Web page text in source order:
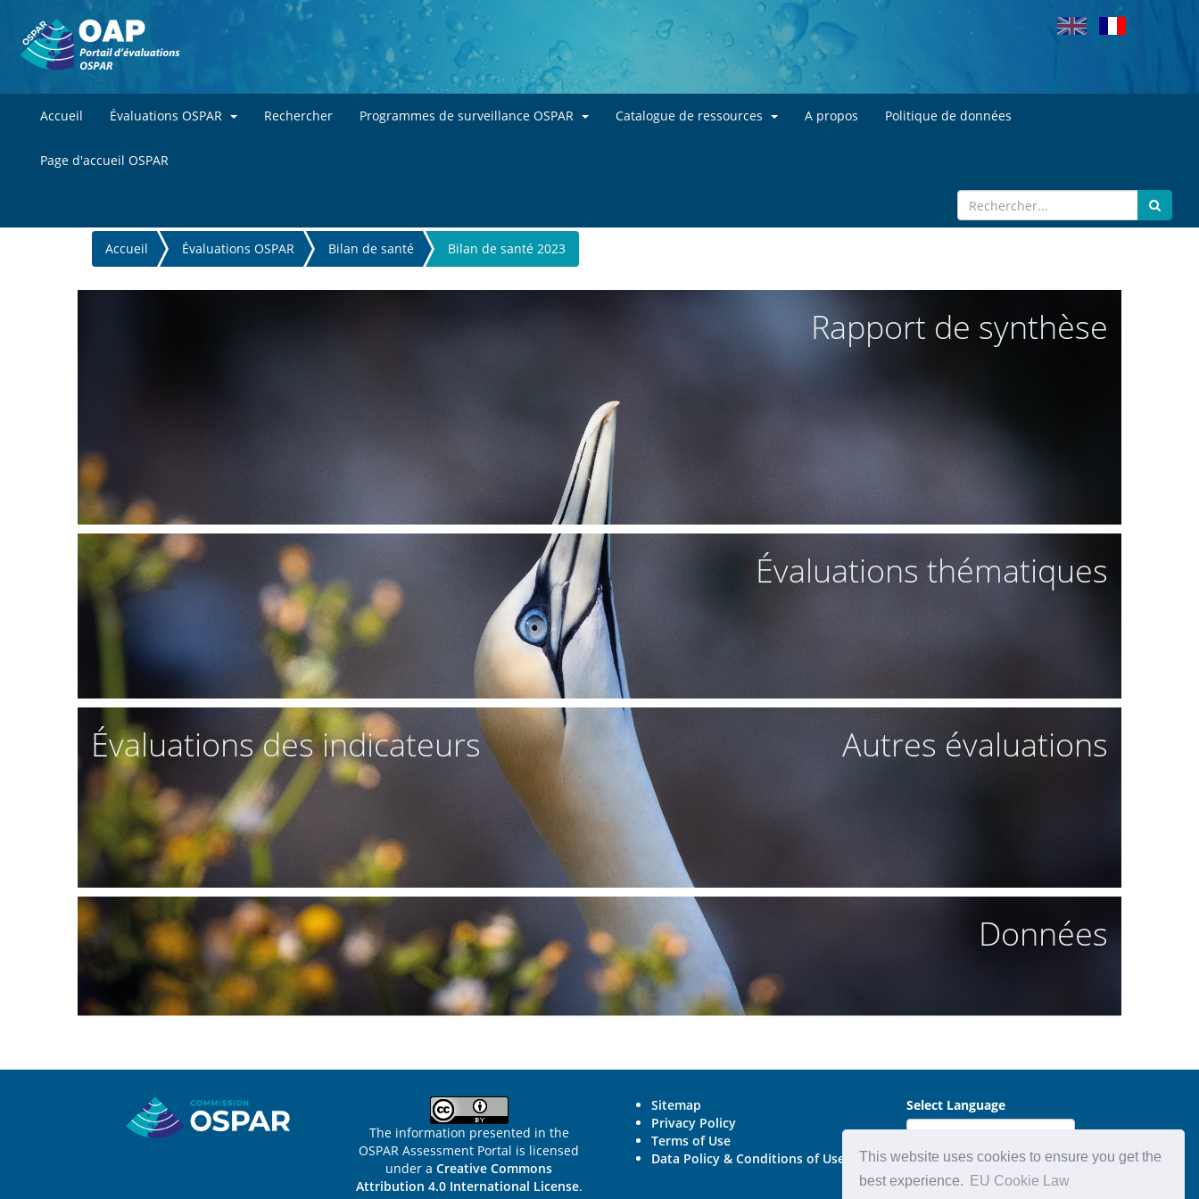
This website uses cookies to ensure you get the
best experience.
EU Cookie Law
Skip to main content
Accueil Évaluations OSPAR Rechercher Programmes de surveillance OSPAR Catalogue de ressources A propos Politique de données
Page d'accueil OSPAR
You
are
here
Accueil Évaluations OSPAR Bilan de santé Bilan de santé 2023
Rapport de synthèse
Évaluations thématiques
Évaluations des indicateurs Autres évaluations
Données
The information presented in the
OSPAR Assessment Portal is licensed
under aCreative Commons
Attribution 4.0 International License.
Sitemap
Privacy Policy
Terms of Use
Data Policy & Conditions of Use
Select Language